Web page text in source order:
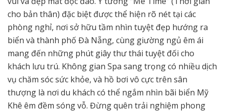
cho bản thân) đặc biệt được thể hiện rõ nét tại các
phòng nghỉ, nơi sở hữu tầm nhìn tuyệt đẹp hướng ra
biển và thành phố Đà Nẵng, cùng giường ngủ êm ái
mang đến những phút giây thư thái tuyệt đối cho
khách lưu trú. Không gian Spa sang trọng có nhiều dịch
vụ chăm sóc sức khỏe, và hồ bơi vô cực trên sân
thượng là nơi du khách có thể ngắm nhìn bãi biển Mỹ
Khê êm đềm sóng vỗ. Đừng quên trải nghiệm phong